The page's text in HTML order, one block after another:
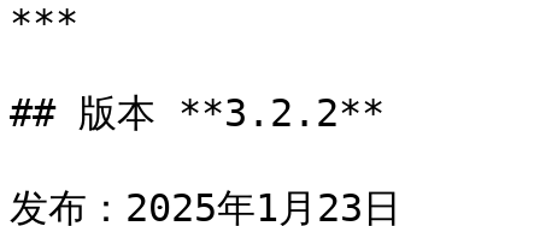
***
## 版本 **3.2.2**
发布：2025年1月23日